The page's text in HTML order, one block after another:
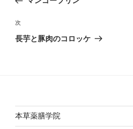
ナ
ビ
ゲ
稿
次
の
次
長芋と豚肉のコロッケ
本草薬膳学院